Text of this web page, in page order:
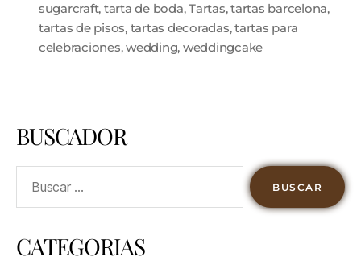
sugarcraft, tarta de boda,Tartas,tartas barcelona,
tartas de pisos, tartas decoradas,tartas para
celebraciones,wedding, weddingcake
BUSCADOR
CATEGORIAS